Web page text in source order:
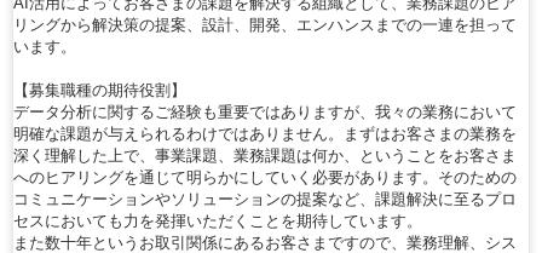
リングから解決策の提案、設計、開発、エンハンスまでの一連を担って
います。
【募集職種の期待役割】
データ分析に関するご経験も重要ではありますが、我々の業務において
明確な課題が与えられるわけではありません。まずはお客さまの業務を
深く理解した上で、事業課題、業務課題は何か、ということをお客さま
へのヒアリングを通じて明らかにしていく必要があります。そのための
コミュニケーションやソリューションの提案など、課題解決に至るプロ
セスにおいても力を発揮いただくことを期待しています。
また数十年というお取引関係にあるお客さまですので、業務理解、シス